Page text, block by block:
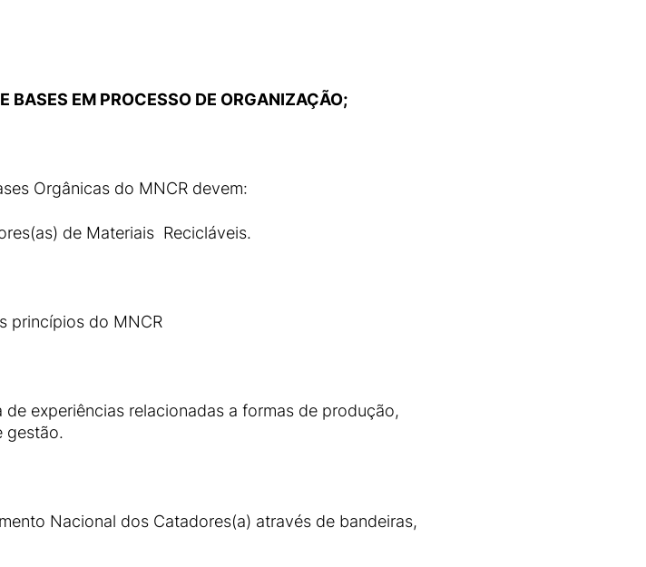
BASES EM PROCESSO DE ORGANIZAÇÃO;
Orgânicas do MNCR devem:
de Materiais Recicláveis.
princípios do MNCR
experiências relacionadas a formas de produção,
gestão.
Nacional dos Catadores(a) através de bandeiras,